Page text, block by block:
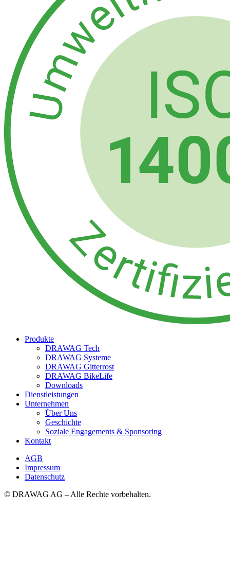
Produkte
DRAWAG Tech
DRAWAG Systeme
DRAWAG Gitterrost
DRAWAG BikeLife
Downloads
Dienstleistungen
Unternehmen
Über Uns
Geschichte
Soziale Engagements & Sponsoring
Kontakt
AGB
Impressum
Datenschutz
© DRAWAG AG – Alle Rechte vorbehalten.